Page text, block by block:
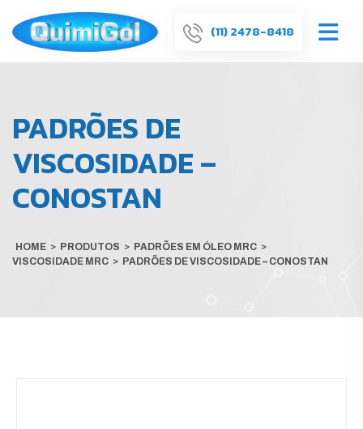
(11) 2478-8418
PADRÕES DE
VISCOSIDADE –
CONOSTAN
HOME > PRODUTOS > PADRÕES EM ÓLEO MRC >
VISCOSIDADE MRC > PADRÕES DE VISCOSIDADE – CONOSTAN